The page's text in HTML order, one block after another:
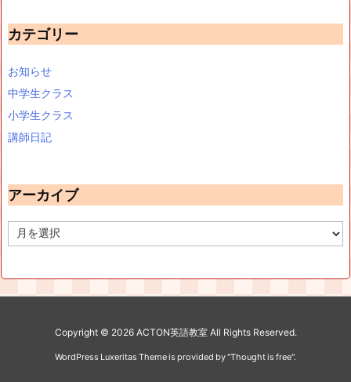
カテゴリー
お知らせ
中学生クラス
小学生クラス
講師日記
アーカイブ
ー
Copyright © 2026 ACTON英語教室All Rights Reserved.
WordPress Luxeritas Theme is provided by "Thought is free".